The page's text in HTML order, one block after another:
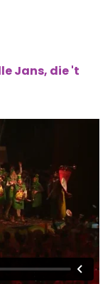
Jans, die 't